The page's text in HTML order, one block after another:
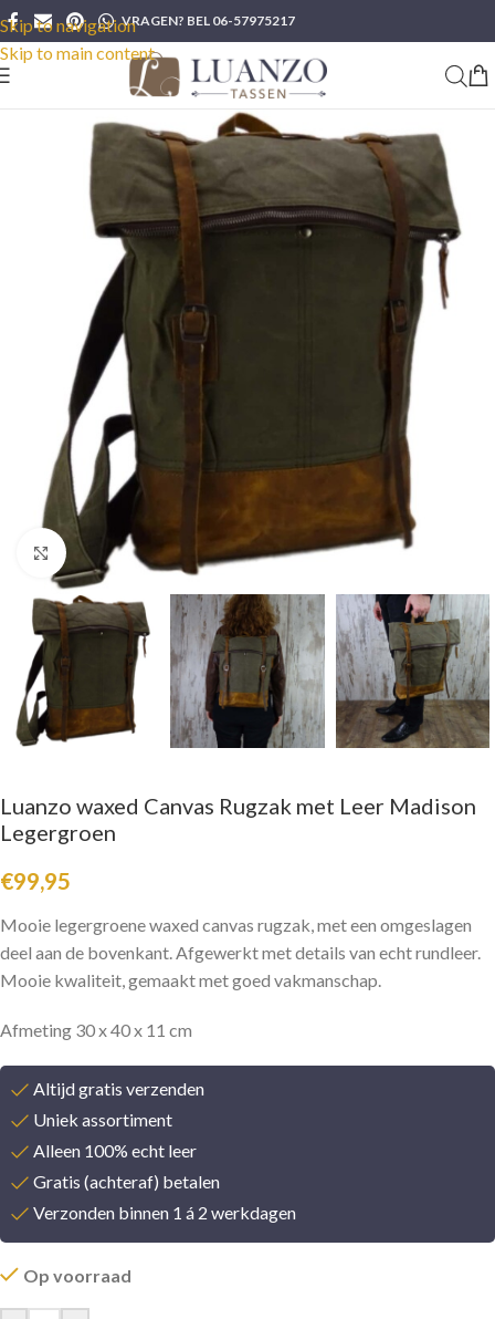
Skip to navigation
Skip to main content
VRAGEN? BEL 06-57975217
Click to enlarge
Luanzo waxed Canvas Rugzak met Leer Madison
Legergroen
€99,95
Mooie legergroene waxed canvas rugzak, met een omgeslagen
deel aan de bovenkant. Afgewerkt met details van echt rundleer.
Mooie kwaliteit, gemaakt met goed vakmanschap.
Afmeting 30 x 40 x 11 cm
Altijd gratis verzenden
Uniek assortiment
Alleen 100% echt leer
Gratis (achteraf) betalen
Verzonden binnen 1 á 2 werkdagen
Op voorraad